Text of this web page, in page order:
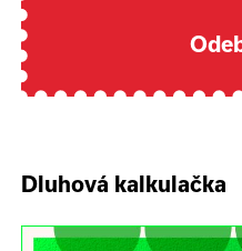
Dluhová kalkulačka